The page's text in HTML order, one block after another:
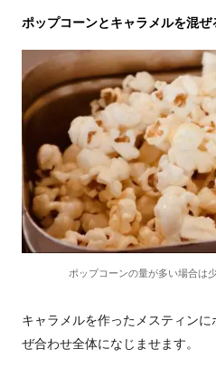
ポップコーンとキャラメルを混ぜ
ポップコーンの量が多い場合は
キャラメルを作ったメスティン
ぜ合わせ全体になじませます。